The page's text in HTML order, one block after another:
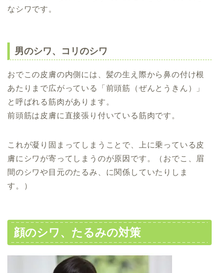
なシワです。
男のシワ、コリのシワ
おでこの皮膚の内側には、髪の生え際から鼻の付け根
あたりまで広がっている「前頭筋（ぜんとうきん）」
と呼ばれる筋肉があります。
前頭筋は皮膚に直接張り付いている筋肉です。
これが凝り固まってしまうことで、上に乗っている皮
膚にシワが寄ってしまうのが原因です。（おでこ、眉
間のシワや目元のたるみ、に関係していたりしま
す。）
顔のシワ、たるみの対策